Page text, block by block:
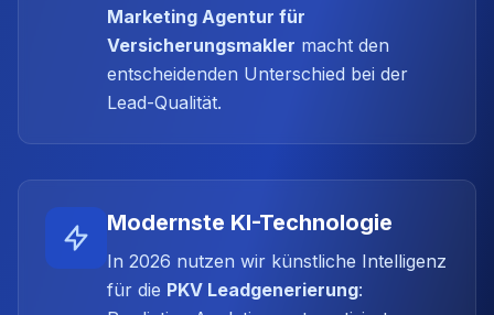
Marketing Agentur für
Versicherungsmakler macht den
entscheidenden Unterschied bei der
Lead-Qualität.
Modernste KI-Technologie
In 2026 nutzen wir künstliche Intelligenz
für die PKV Leadgenerierung: